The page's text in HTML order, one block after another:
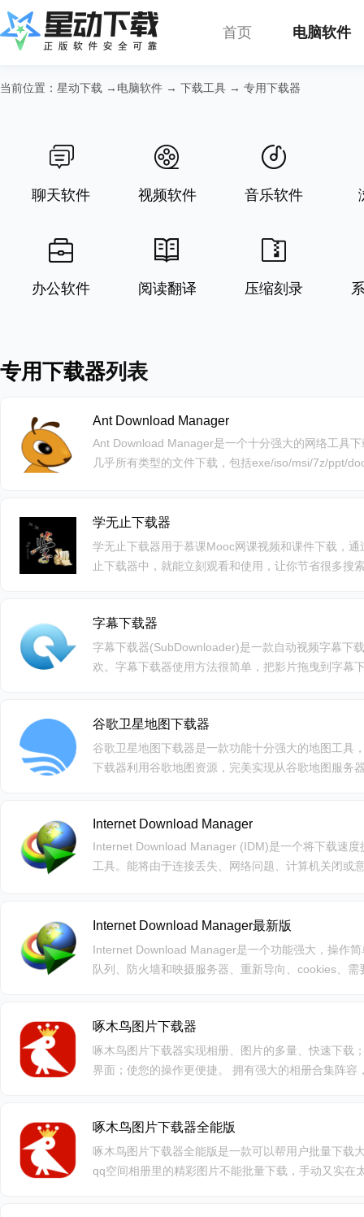
首页 电脑软件
当前位置： 星动下载 → 电脑软件 → 下载工具 → 专用下载器
聊天软件 视频软件 音乐软件
办公软件 阅读翻译 压缩刻录
专用下载器列表
Ant Download Manager
Ant Download Manager是一个十分强大的网络工具
几乎所有类型的文件下载，包括exe/iso/msi/7z/ppt/
学无止下载器
学无止下载器用于慕课Mooc网课视频和课件下载，
止下载器中，就能立刻观看和使用，让你节省很多搜
字幕下载器
字幕下载器(SubDownloader)是一款自动视频字幕下
欢。字幕下载器使用方法很简单，把影片拖曳到字幕
谷歌卫星地图下载器
谷歌卫星地图下载器是一款功能十分强大的地图工具
下载器利用谷歌地图资源，完美实现从谷歌地图服务
Internet Download Manager
Internet Download Manager (IDM)是一个将下载速
工具。能将由于连接丢失、网络问题、计算机关闭或
Internet Download Manager最新版
Internet Download Manager是一个功能强大，操作
队列、防火墙和映摄服务器、重新导向、cookies、
啄木鸟图片下载器
啄木鸟图片下载器实现相册、图片的多量、快速下载
界面；使您的操作更便捷。 拥有强大的相册合集阵
载的服务。提供详细的相册下载教程做参考。提供高
有专职技术人员维护更新相册。
啄木鸟图片下载器全能版
啄木鸟图片下载器全能版是一款可以帮用户批量下载
qq空间相册里的精彩图片不能批量下载，手动又实在